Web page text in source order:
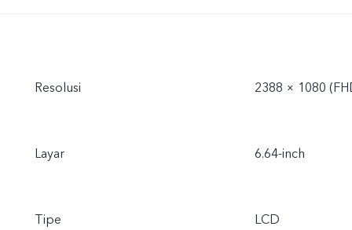
Resolusi 2388 × 1080
Layar 6.64-inch
Tipe LCD